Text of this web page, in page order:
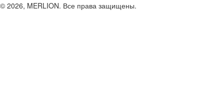
© 2026, MERLION. Все права защищены.